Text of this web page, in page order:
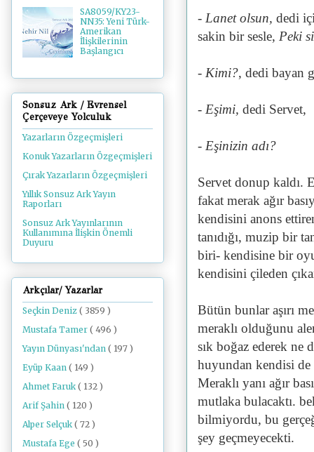
- Lanet olsun, dedi
sakin bir sesle, Peki
- Kimi?, dedi bayan
- Eşimi, dedi Servet,
- Eşinizin adı?
Servet donup kaldı.
fakat merak ağır
kendisini anons
tanıdığı, muzip bir
biri- kendisine bir
kendisini çileden
Bütün bunlar aşırı
meraklı olduğunu
sık boğaz ederek
huyundan kendisi de
Meraklı yanı ağır
mutlaka bulacaktı.
bilmiyordu, bu
şey geçmeyecekti.
SA8059/KY23-
NN35: Yeni Türk-
Amerikan
İlişkilerinin
Başlangıcı
Sonsuz Ark / Evrensel
Çerçeveye Yolculuk
Yazarların Özgeçmişleri
Konuk Yazarların Özgeçmişleri
Çırak Yazarların Özgeçmişleri
Yıllık Sonsuz Ark Yayın
Raporları
Sonsuz Ark Yayınlarının
Kullanımına İlişkin Önemli
Duyuru
Arkçılar/ Yazarlar
Seçkin Deniz ( 3859 )
Mustafa Tamer ( 496 )
Yayın Dünyası'ndan ( 197 )
Eyüp Kaan ( 149 )
Ahmet Faruk ( 132 )
Arif Şahin ( 120 )
Alper Selçuk ( 72 )
Mustafa Ege ( 50 )